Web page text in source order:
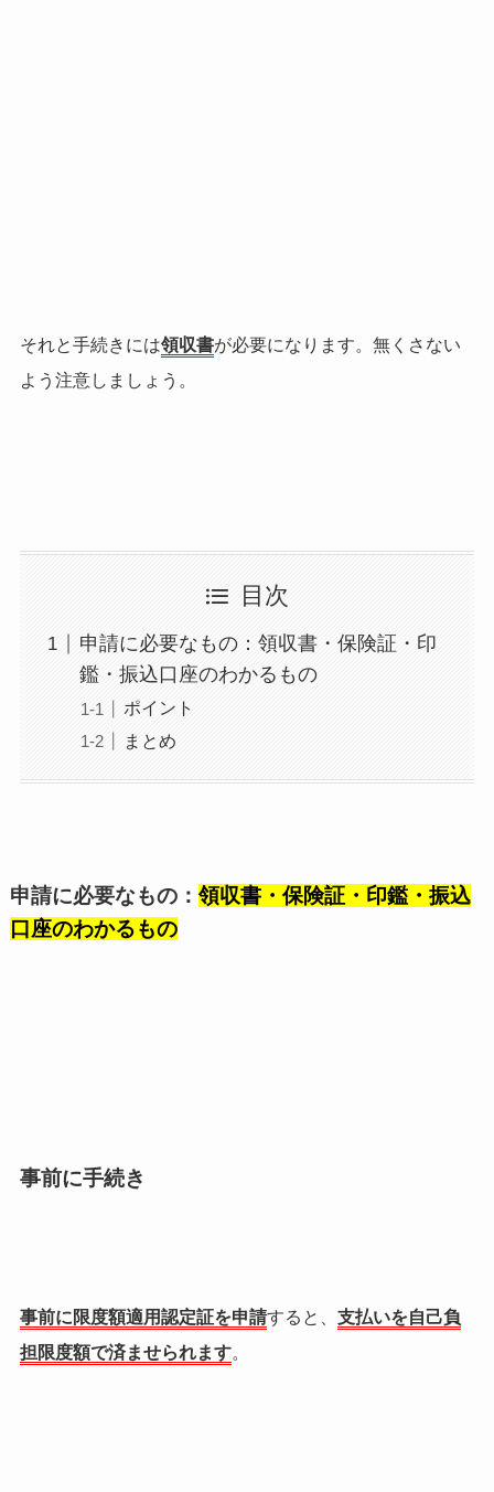
それと手続きには領収書が必要になります。無くさない
よう注意しましょう。
目次
申請に必要なもの：領収書・保険証・印
鑑・振込口座のわかるもの
ポイント
まとめ
申請に必要なもの： 領収書・保険証・印鑑・振込
口座のわかるもの
事前に手続き
事前に限度額適用認定証を申請すると、 支払いを自己負
担限度額で済ませられます。